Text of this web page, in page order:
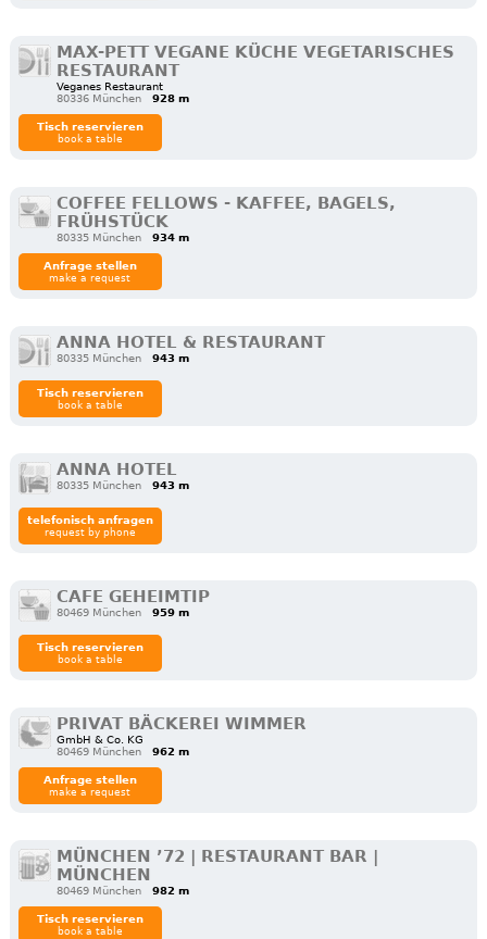
MAX-PETT VEGANE KÜCHE VEGETARISCHES
RESTAURANT
Veganes Restaurant
80336 München
928 m
Tisch reservieren
book a table
COFFEE FELLOWS - KAFFEE, BAGELS,
FRÜHSTÜCK
80335 München 934 m
Anfrage stellen
make a request
ANNA HOTEL & RESTAURANT
80335 München 943 m
Tisch reservieren
book a table
ANNA HOTEL
80335 München 943 m
telefonisch anfragen
request by phone
CAFE GEHEIMTIP
80469 München 959 m
Tisch reservieren
book a table
PRIVAT BÄCKEREI WIMMER
GmbH & Co. KG
80469 München
962 m
Anfrage stellen
make a request
MÜNCHEN ’72 | RESTAURANT BAR |
MÜNCHEN
80469 München 982 m
Tisch reservieren
book a table